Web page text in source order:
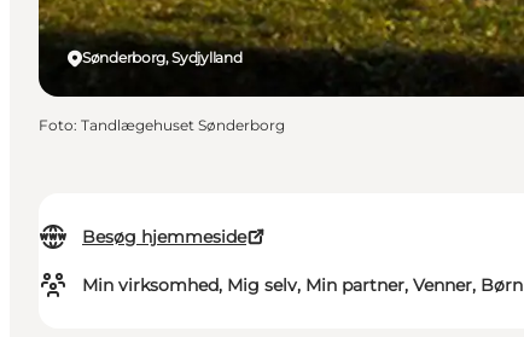
Besøg hjemmeside
Min virksomhed, Mig selv, Min partner, Venner, Børn
Sønderborg, Sydjylland
Foto: Tandlægehuset Sønderborg